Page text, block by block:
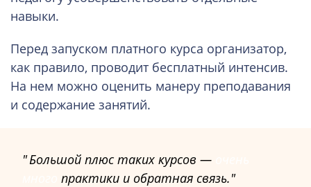
навыки.
Перед запуском платного курса организатор,
как правило, проводит бесплатный интенсив.
На нем можно оценить манеру преподавания
и содержание занятий.
Большой плюс таких курсов —
практики и обратная связь.